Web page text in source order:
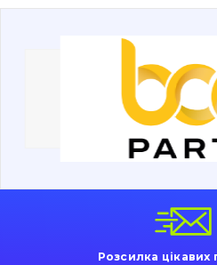
Фільтри та мастильні матеріали
Болти, гайки і елементи кріплення
Розсилка цікавих